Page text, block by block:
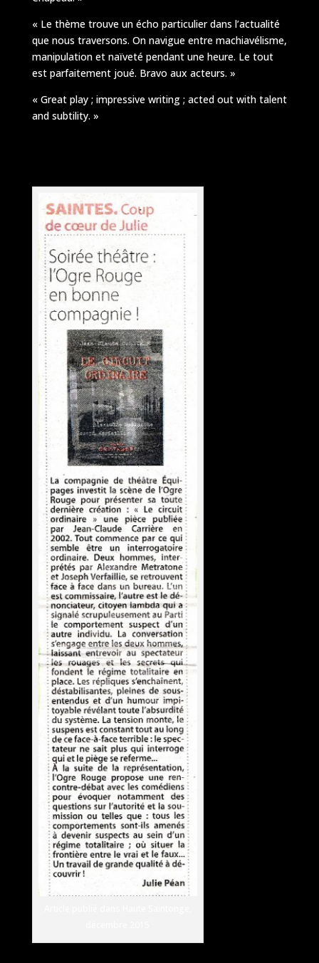
« Le thème trouve un écho particulier dans l’actualité
que nous traversons. On navigue entre machiavélisme,
manipulation et naïveté pendant une heure. Le tout
est parfaitement joué. Bravo aux acteurs. »
« Great play ; impressive writing ; acted out with talent
and subtility. »